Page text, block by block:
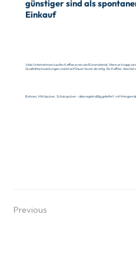
günstiger sind als
Einkauf
Viele Unternehmen kaufen Kaffee so ein wie Büromaterial: Wenn er knapp
Qualitätsschwankungen und ist auf Dauer teurer als nötig. Ein Kaffee-Abo löst
Bohnen, Milchpulver, Schokopulver – alles regelmäßig geliefert, mit
Previous